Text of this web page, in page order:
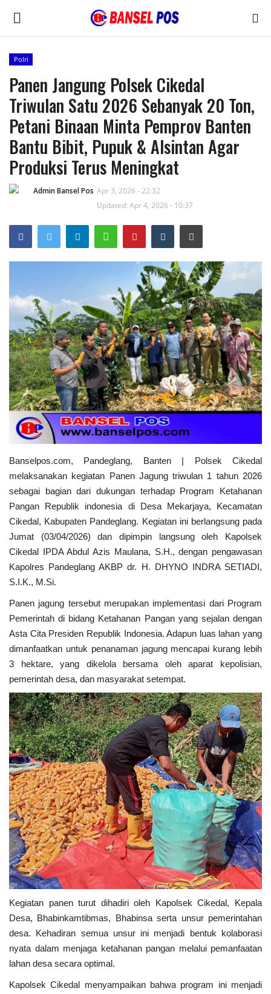
Home
Kode Etik Jurnalistik
Pedoman Media Siber
Budaya
Kontak
Kecamatan
Redaksi
Kodam 3/Siliwangi
Presiden dan Wakil Presiden RI
PGRI
Kota
Nasional
Kabupaten
MBG & KDKMP
Politik
Desa & Kelurahan
Pertanian
Kesehatan
Pemerintahan
Bisnis
Sosial
Kriminal
Agama
Polri
Olahraga
Ekonomi
TNI & POLRI
Polri
Panen Jangung Polsek Cikedal
Triwulan Satu 2026 Sebanyak 20 Ton,
Petani Binaan Minta Pemprov Banten
Bantu Bibit, Pupuk & Alsintan Agar
Produksi Terus Meningkat
Admin Bansel Pos Apr 3, 2026 - 22:32
Updated: Apr 4, 2026 - 10:37
Banselpos.com, Pandeglang, Banten | Polsek Cikedal
melaksanakan kegiatan Panen Jagung triwulan 1 tahun 2026
sebagai bagian dari dukungan terhadap Program Ketahanan
Pangan Republik indonesia di Desa Mekarjaya, Kecamatan
Cikedal, Kabupaten Pandeglang. Kegiatan ini berlangsung pada
Jumat (03/04/2026) dan dipimpin langsung oleh Kapolsek
Cikedal IPDA Abdul Azis Maulana, S.H., dengan pengawasan
Kapolres Pandeglang AKBP dr. H. DHYNO INDRA SETIADI,
S.I.K., M.Si.
Panen jagung tersebut merupakan implementasi dari Program
Pemerintah di bidang Ketahanan Pangan yang sejalan dengan
Asta Cita Presiden Republik Indonesia. Adapun luas lahan yang
dimanfaatkan untuk penanaman jagung mencapai kurang lebih
3 hektare, yang dikelola bersama oleh aparat kepolisian,
pemerintah desa, dan masyarakat setempat.
Kegiatan panen turut dihadiri oleh Kapolsek Cikedal, Kepala
Desa, Bhabinkamtibmas, Bhabinsa serta unsur pemerintahan
desa. Kehadiran semua unsur ini menjadi bentuk kolaborasi
nyata dalam menjaga ketahanan pangan melalui pemanfaatan
lahan desa secara optimal.
Kapolsek Cikedal menyampaikan bahwa program ini menjadi